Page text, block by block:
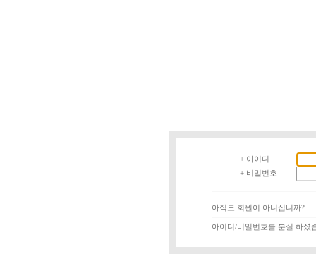
+ 아이디
+ 비밀번호
아직도 회원이 아니십니까?
아이디/비밀번호를 분실 하셨